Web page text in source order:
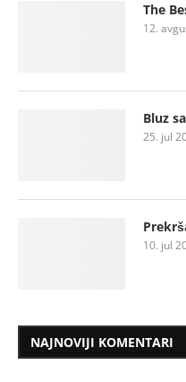
The
12.
Bluz
25. jul
10. jul
NAJNOVIJI KOMENTARI